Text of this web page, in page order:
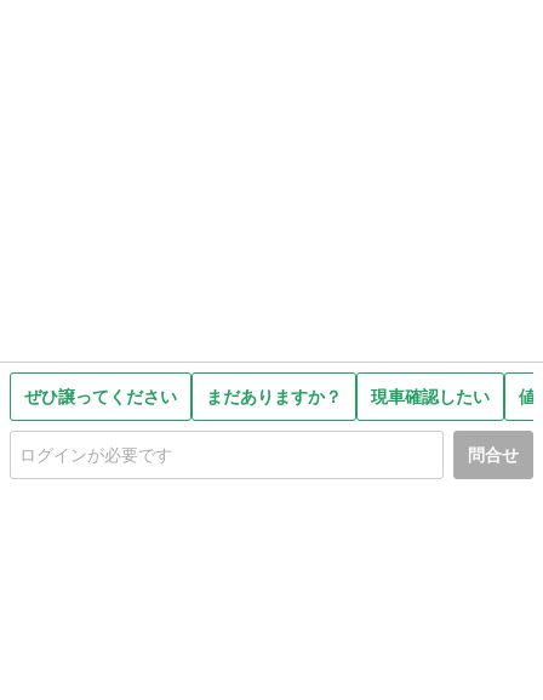
ぜひ譲ってください まだありますか？ 現車確認したい 値
問合せ